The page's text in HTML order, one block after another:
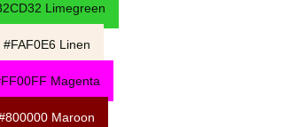
Limegreen
Linen
Magenta
Maroon